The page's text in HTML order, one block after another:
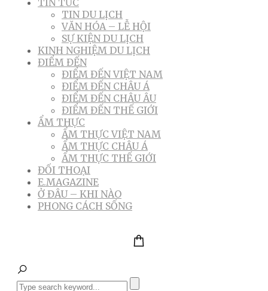
TIN TỨC
TIN DU LỊCH
VĂN HÓA – LỄ HỘI
SỰ KIỆN DU LỊCH
KINH NGHIỆM DU LỊCH
ĐIỂM ĐẾN
ĐIỂM ĐẾN VIỆT NAM
ĐIỂM ĐẾN CHÂU Á
ĐIỂM ĐẾN CHÂU ÂU
ĐIỂM ĐẾN THẾ GIỚI
ẨM THỰC
ẨM THỰC VIỆT NAM
ẨM THỰC CHÂU Á
ẨM THỰC THẾ GIỚI
ĐỐI THOẠI
E.MAGAZINE
Ở ĐÂU – KHI NÀO
PHONG CÁCH SỐNG